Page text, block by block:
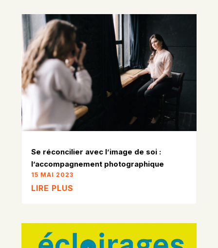
Se réconcilier avec l’image de soi :
l’accompagnement photographique
15 MAI 2023
LIRE PLUS